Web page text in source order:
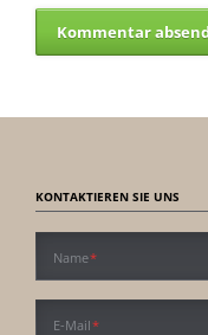
Kommentar
KONTAKTIEREN SIE UNS
Pflichtfeld
Name*
Pflichtfeld
E-Mail*